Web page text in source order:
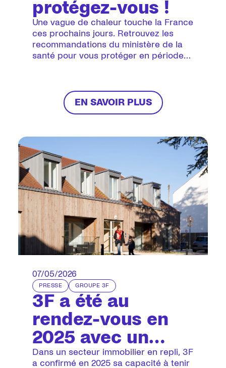
protégez-vous !
Une vague de chaleur touche la France
ces prochains jours. Retrouvez les
recommandations du ministère de la
santé pour vous protéger en période
EN SAVOIR PLUS
07/05/2026
PRESSE GROUPE 3F
3F a été au
rendez-vous en
2025 avec un
niveau d’activité
Dans un secteur immobilier en repli, 3F
a confirmé en 2025 sa capacité à tenir